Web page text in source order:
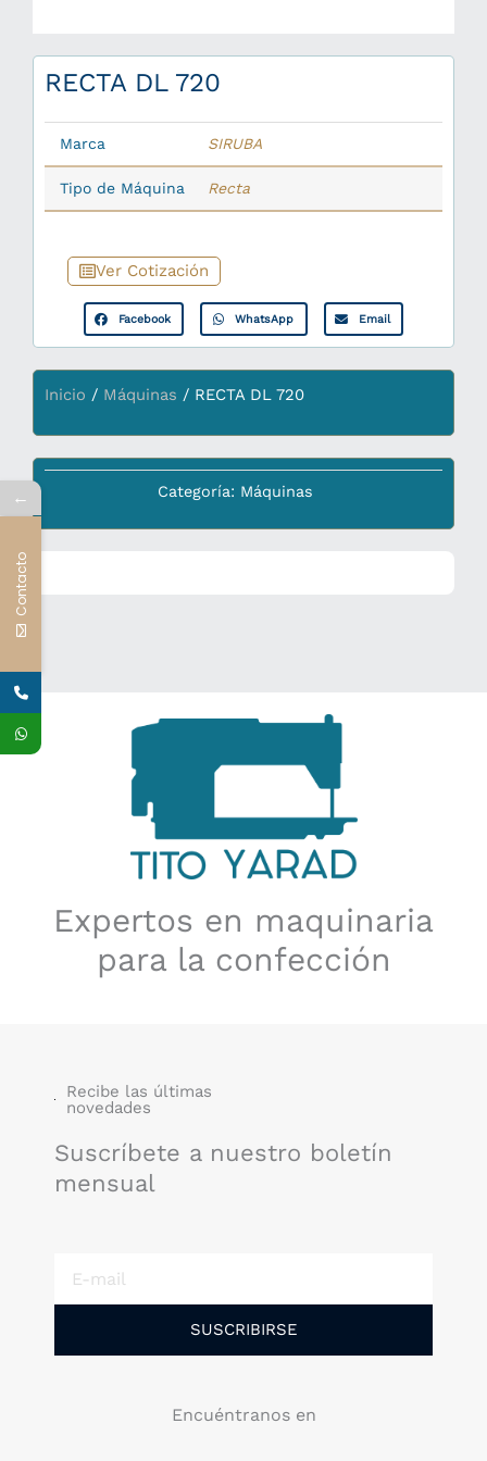
RECTA DL 720
Marca SIRUBA
Tipo de Máquina Recta
Ver Cotización
Facebook WhatsApp Email
Inicio / Máquinas / RECTA DL 720
Categoría: Máquinas
Expertos en maquinaria
para la confección
Recibe las últimas
novedades
Suscríbete a nuestro boletín
mensual
mail
SUSCRIBIRSE
Encuéntranos en
←
Contacto